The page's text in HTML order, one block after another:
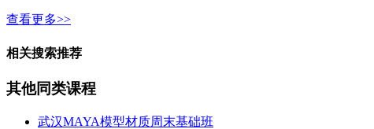
查看更多>>
相关搜索推荐
其他同类课程
武汉MAYA模型材质周末基础班